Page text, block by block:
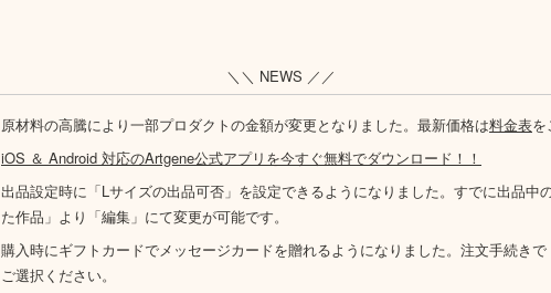
＼＼ NEWS ／／
原材料の高騰により一部プロダクトの金額が変更となりました。最新価格は料金表を
iOS ＆ Android 対応のArtgene公式アプリを今すぐ無料でダウンロード！！
出品設定時に「Lサイズの出品可否」を設定できるようになりました。すでに出品中
た作品」より「編集」にて変更が可能です。
購入時にギフトカードでメッセージカードを贈れるようになりました。注文手続き
ご選択ください。